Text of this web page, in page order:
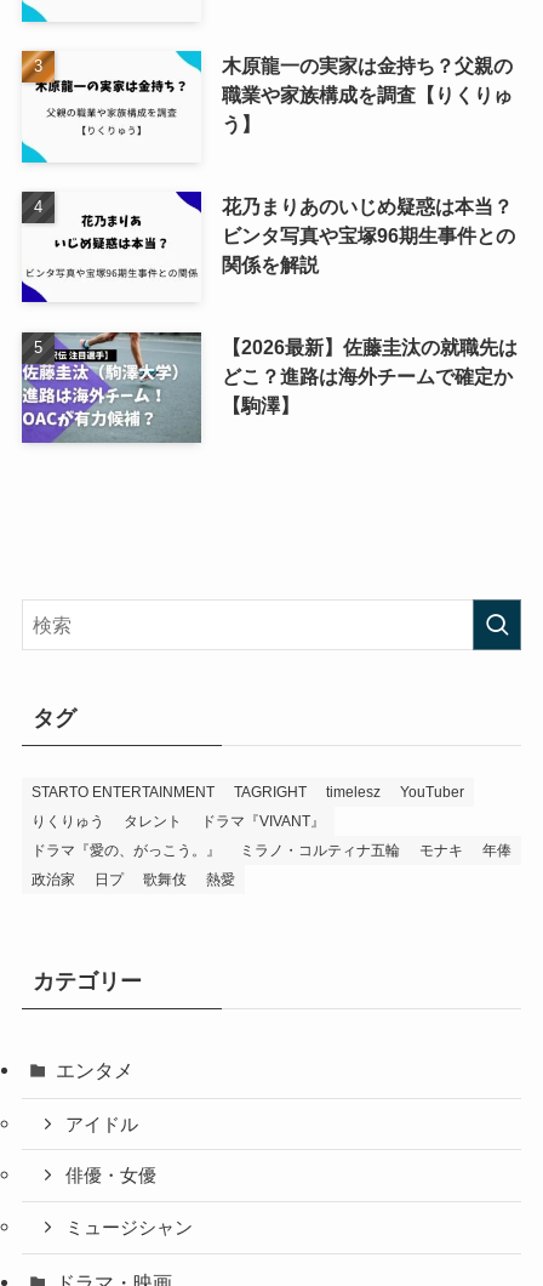
木原龍一の実家は金持ち？父親の
職業や家族構成を調査【りくりゅ
う】
花乃まりあのいじめ疑惑は本当？
ビンタ写真や宝塚96期生事件との
関係を解説
【2026最新】佐藤圭汰の就職先は
どこ？進路は海外チームで確定か
【駒澤】
タグ
STARTO ENTERTAINMENT TAGRIGHT timelesz
YouTuber
りくりゅう
タレント
ドラマ『VIVANT』
ドラマ『愛の、がっこう。』
ミラノ・コルティナ五輪 モナキ
年俸
政治家
日プ 歌舞伎 熱愛
カテゴリー
エンタメ
アイドル
俳優・女優
ミュージシャン